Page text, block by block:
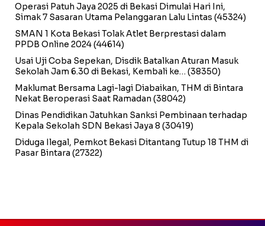
Operasi Patuh Jaya 2025 di Bekasi Dimulai Hari Ini,
Simak 7 Sasaran Utama Pelanggaran Lalu Lintas (45324)
SMAN 1 Kota Bekasi Tolak Atlet Berprestasi dalam
PPDB Online 2024(44614)
Usai Uji Coba Sepekan, Disdik Batalkan Aturan Masuk
Sekolah Jam 6.30 di Bekasi, Kembali ke… (38350)
Maklumat Bersama Lagi-lagi Diabaikan, THM di Bintara
Nekat Beroperasi Saat Ramadan (38042)
Dinas Pendidikan Jatuhkan Sanksi Pembinaan terhadap
Kepala Sekolah SDN Bekasi Jaya 8 (30419)
Diduga Ilegal, Pemkot Bekasi Ditantang Tutup 18 THM di
Pasar Bintara (27322)